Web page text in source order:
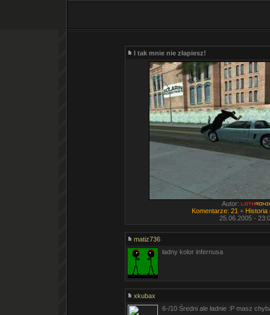
I tak mnie nie złapiesz!
Autor:
Komentarze: 21 + Historia
25.06.2005 -
matiz736
ładny kolor infernusa
xkubax
6-/10 Średni ale ładnie :P masz